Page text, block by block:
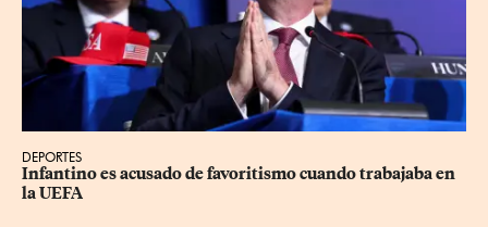
DEPORTES
Infantino es acusado de favoritismo cuando trabajaba en
la UEFA